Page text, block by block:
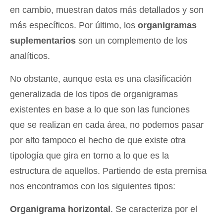
en cambio, muestran datos más detallados y son
más específicos. Por último, los organigramas
suplementarios son un complemento de los
analíticos.
No obstante, aunque esta es una clasificación
generalizada de los tipos de organigramas
existentes en base a lo que son las funciones
que se realizan en cada área, no podemos pasar
por alto tampoco el hecho de que existe otra
tipología que gira en torno a lo que es la
estructura de aquellos. Partiendo de esta premisa
nos encontramos con los siguientes tipos:
Organigrama horizontal . Se caracteriza por el